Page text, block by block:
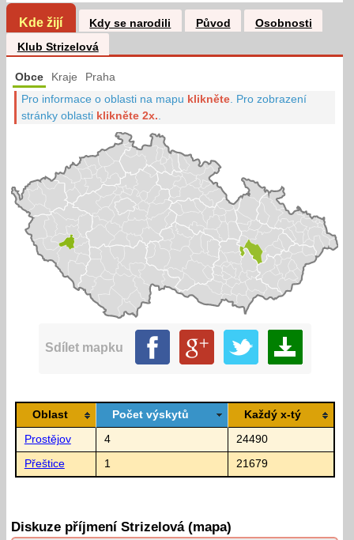
Kde žijí Kdy se narodili Původ
Osobnosti
Klub Strizelová
Obce Kraje Praha
Pro informace o oblasti na mapu klikněte Pro zobrazení
stránky oblasti klikněte 2x.
Sdílet mapku
Oblast Počet výskytů Každý x-tý
Prostějov 4 24490
Přeštice 1 21679
Diskuze příjmení Strizelová (mapa)